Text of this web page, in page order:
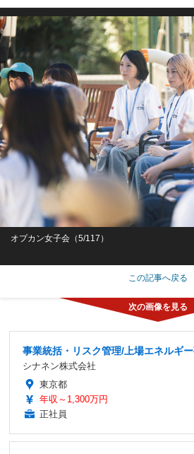
オプカン女子会（5/117）
この記事へ戻る
事業統括・リスク管理/上場エネルギ
シナネン株式会社
東京都
年収～1,300万円
正社員